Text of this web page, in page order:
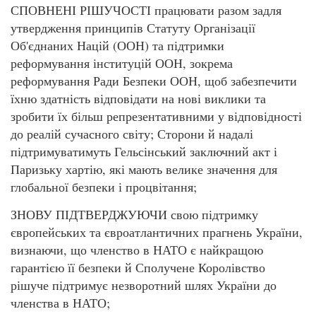
СПОВНЕНІ РІШУЧОСТІ працювати разом задля
утвердження принципів Статуту Організації
Об'єднаних Націй (ООН) та підтримки
реформування інституцій ООН, зокрема
реформування Ради Безпеки ООН, щоб забезпечити
їхню здатність відповідати на нові виклики та
зробити їх більш репрезентативними у відповідності
до реалій сучасного світу; Сторони й надалі
підтримуватимуть Гельсінський заключний акт і
Паризьку хартію, які мають велике значення для
глобальної безпеки і процвітання;
ЗНОВУ ПІДТВЕРДЖУЮЧИ свою підтримку
європейських та євроатлантичних прагнень України,
визнаючи, що членство в НАТО є найкращою
гарантією її безпеки й Сполучене Королівство
рішуче підтримує незворотний шлях України до
членства в НАТО;